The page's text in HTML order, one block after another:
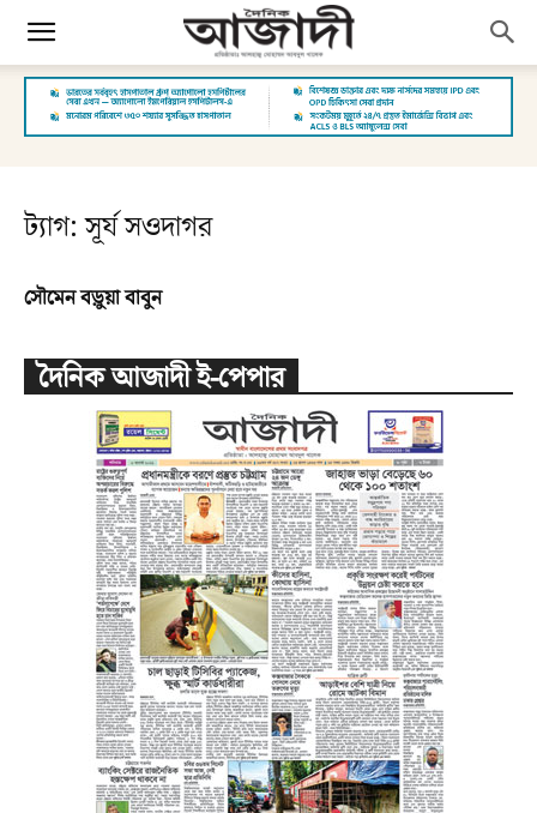
ট্যাগ: সূর্য সওদাগর
সৌমেন বড়ুয়া বাবুন
দৈনিক আজাদী ই-পেপার